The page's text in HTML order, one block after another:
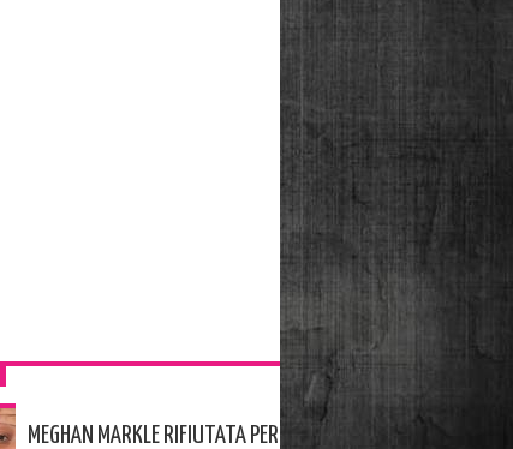
MEGHAN MARKLE RIFIUTATA PER